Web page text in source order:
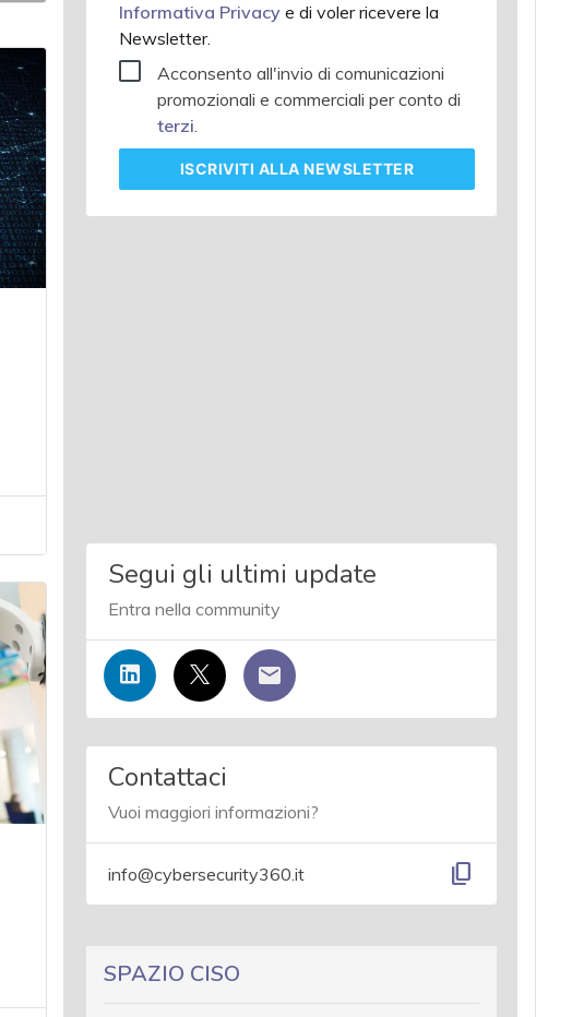
Informativa Privacy e di voler ricevere la
Newsletter.
Acconsento all'invio di comunicazioni
promozionali e commerciali per conto di
terzi.
ISCRIVITI ALLA NEWSLETTER
Segui gli ultimi update
Entra nella community
Contattaci
Vuoi maggiori informazioni?
info@cybersecurity360.it content_copy
SPAZIO CISO